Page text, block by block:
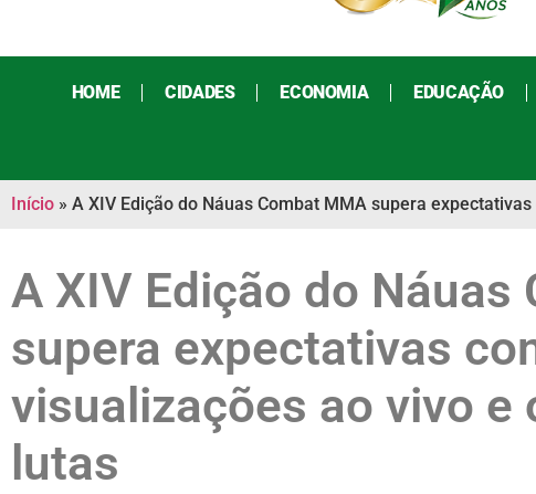
HOME CIDADES ECONOMIA EDUCAÇÃO
Início » A XIV Edição do Náuas Combat MMA supera
A XIV Edição do Náuas
supera expectativas
visualizações ao vivo e
lutas